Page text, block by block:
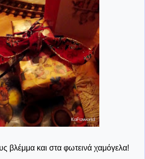
βλέμμα και στα φωτεινά χαμόγελα!